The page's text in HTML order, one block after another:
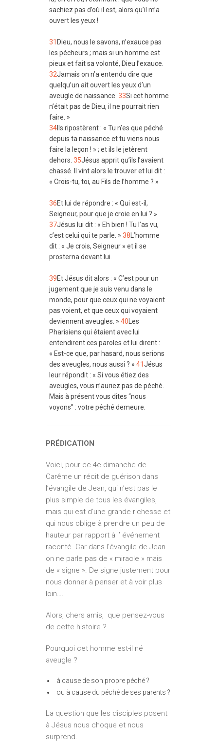
sachiez pas d’où il est, alors qu’il m’a
ouvert les yeux !
31 Dieu, nous le savons, n’exauce pas
les pécheurs ; mais si un homme est
pieux et fait sa volonté, Dieu l’exauce.
32Jamais on n’a entendu dire que
quelqu’un ait ouvert les yeux d’un
aveugle de naissance. 33Si cet homme
n’était pas de Dieu, il ne pourrait rien
faire. »
34Ils ripostèrent : « Tu n’es que péché
depuis ta naissance et tu viens nous
faire la leçon ! » ; et ils le jetèrent
dehors. 35Jésus apprit qu’ils l’avaient
chassé. Il vint alors le trouver et lui dit :
« Crois-tu, toi, au Fils de l’homme ? »
36Et lui de répondre : « Qui est-il,
Seigneur, pour que je croie en lui ? »
37Jésus lui dit : « Eh bien ! Tu l’as vu,
c’est celui qui te parle. » 38L’homme
dit : « Je crois, Seigneur » et il se
prosterna devant lui.
39Et Jésus dit alors : « C’est pour un
jugement que je suis venu dans le
monde, pour que ceux qui ne voyaient
pas voient, et que ceux qui voyaient
deviennent aveugles. » 40Les
Pharisiens qui étaient avec lui
entendirent ces paroles et lui dirent :
« Est-ce que, par hasard, nous serions
des aveugles, nous aussi ? » 41Jésus
leur répondit : « Si vous étiez des
aveugles, vous n’auriez pas de péché.
Mais à présent vous dites “nous
voyons” : votre péché demeure.
PRÉDICATION
Voici, pour ce 4e dimanche de
Carême un récit de guérison dans
l’évangile de Jean, qui n’est pas le
plus simple de tous les évangiles,
mais qui est d’une grande richesse et
qui nous oblige à prendre un peu de
hauteur par rapport à l’ événement
raconté. Car dans l’évangile de Jean
on ne parle pas de « miracle » mais
de « signe ». De signe justement pour
nous donner à penser et à voir plus
loin….
Alors, chers amis, que pensez-vous
de cette histoire ?
Pourquoi cet homme est-il né
aveugle ?
à cause de son propre péché ?
ou à cause du péché de ses parents ?
La question que les disciples posent
à Jésus nous choque et nous
surprend.